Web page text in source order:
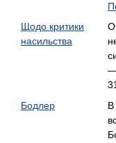
Щодо критики
насильства
—
Бодлер
В